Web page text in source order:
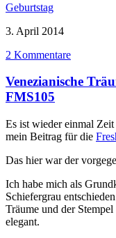
Geburtstag
3. April 2014
2 Kommentare
Venezianische
FMS105
Es ist wieder einmal
mein Beitrag für die
Das hier war der
Ich habe mich als
Schiefergrau
Träume und der
elegant.